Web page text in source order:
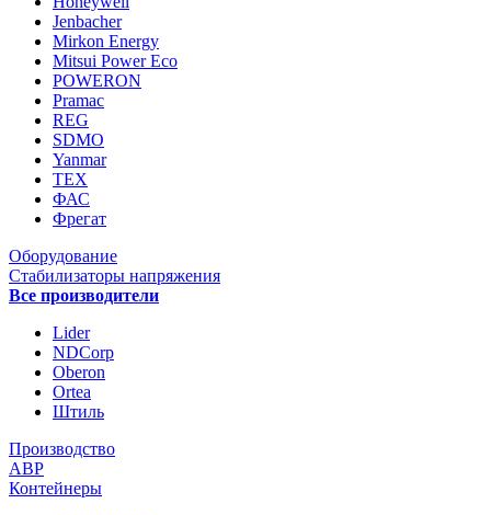
Jenbacher
Mirkon Energy
Mitsui Power Eco
POWERON
Pramac
REG
SDMO
Yanmar
ТЕХ
ФАС
Фрегат
Оборудование
Стабилизаторы напряжения
Все производители
Lider
NDCorp
Oberon
Ortea
Штиль
Производство
АВР
Контейнеры